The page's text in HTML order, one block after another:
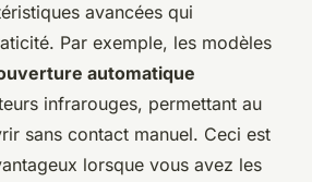
avancées qui
Par exemple, les modèles
automatique
infrarouges, permettant au
sans contact manuel. Ceci est
lorsque vous avez les